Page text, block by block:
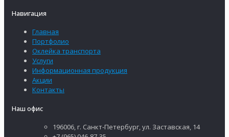
Навигация
Главная
Портфолио
Оклейка транспорта
Услуги
Информационная продукция
Акции
Контакты
Наш офис
196006, г. Санкт-Петербург, ул. Заставская, 14